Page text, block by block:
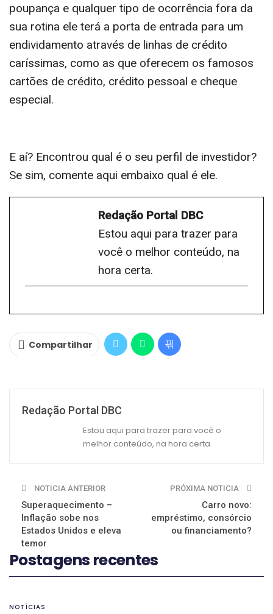
poupança e qualquer tipo de ocorrência fora da
sua rotina ele terá a porta de entrada para um
endividamento através de linhas de crédito
caríssimas, como as que oferecem os famosos
cartões de crédito, crédito pessoal e cheque
especial.
E aí? Encontrou qual é o seu perfil de investidor?
Se sim, comente aqui embaixo qual é ele.
Redação Portal DBC
Estou aqui para trazer para
você o melhor conteúdo, na
hora certa.
Compartilhar
Redação Portal DBC
Estou aqui para trazer para você o
melhor conteúdo, na hora certa.
NOTICIA ANTERIOR
Superaquecimento –
Inflação sobe nos
Estados Unidos e eleva
temor
PRÓXIMA NOTICIA
Carro novo:
empréstimo, consórcio
ou financiamento?
Postagens recentes
NOTÍCIAS